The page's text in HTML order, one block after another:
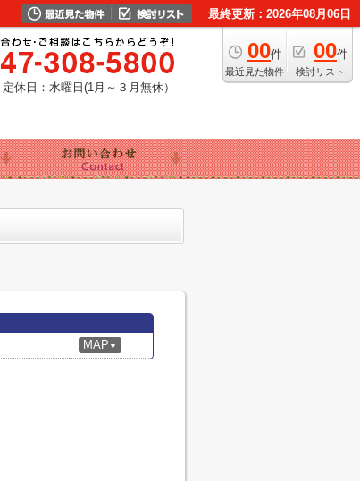
最終更新：2026年08月06日
00件
最近見た物件
00件
検討リスト
定休日：水曜日(1月～３月無休）
MAP ▼